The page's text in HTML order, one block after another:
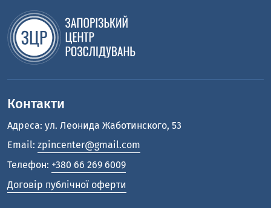
Контакти
Адреса: ул. Леонида Жаботинского, 53
Email: zpincenter@gmail.com
Телефон: +380 66 269 6009
Договір публічної оферти